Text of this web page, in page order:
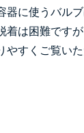
器に使うバル
着は困難です
やすくご覧いた